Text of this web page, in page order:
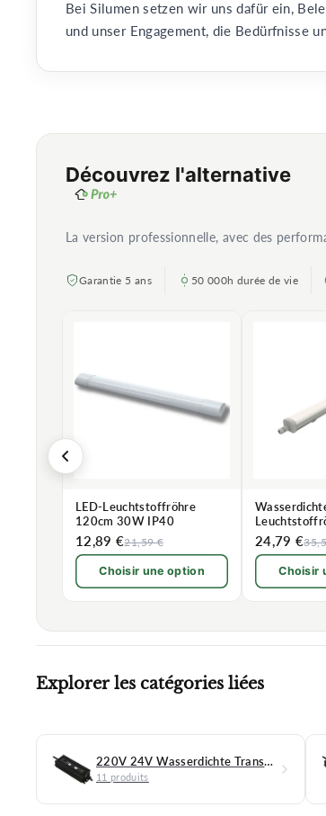
Bei Silumen setzen wir uns dafür ein,
und unser Engagement, die Bedürfnisse
Découvrez l'alternative
La version professionnelle, avec des
Garantie 5 ans 50 000h durée de vie
LED-Leuchtstoffröhre
120cm 30W IP40
12,89 €21,59 €
Choisir une option
46,5W IP66
24,79 €
Choisir
Explorer les catégories liées
220V 24V Wasserdichte Transformatoren
11 produits